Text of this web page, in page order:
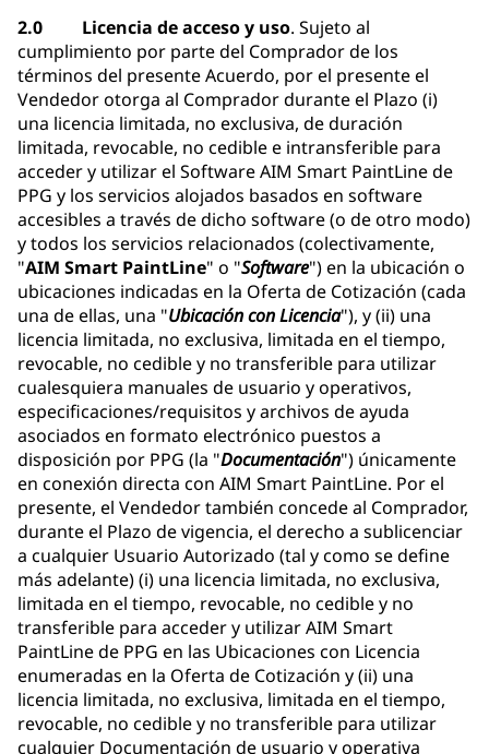
2.0 Licencia de acceso y uso. Sujeto al
cumplimiento por parte del Comprador de los
términos del presente Acuerdo, por el presente el
Vendedor otorga al Comprador durante el Plazo (i)
una licencia limitada, no exclusiva, de duración
limitada, revocable, no cedible e intransferible para
acceder y utilizar el Software AIM Smart PaintLine de
PPG y los servicios alojados basados en software
accesibles a través de dicho software (o de otro modo)
y todos los servicios relacionados (colectivamente,
"AIM Smart PaintLine" o "Software") en la ubicación o
ubicaciones indicadas en la Oferta de Cotización (cada
una de ellas, una "Ubicación con Licencia"), y (ii) una
licencia limitada, no exclusiva, limitada en el tiempo,
revocable, no cedible y no transferible para utilizar
cualesquiera manuales de usuario y operativos,
especificaciones/requisitos y archivos de ayuda
asociados en formato electrónico puestos a
disposición por PPG (la "Documentación") únicamente
en conexión directa con AIM Smart PaintLine. Por el
presente, el Vendedor también concede al Comprador,
durante el Plazo de vigencia, el derecho a sublicenciar
a cualquier Usuario Autorizado (tal y como se define
más adelante) (i) una licencia limitada, no exclusiva,
limitada en el tiempo, revocable, no cedible y no
transferible para acceder y utilizar AIM Smart
PaintLine de PPG en las Ubicaciones con Licencia
enumeradas en la Oferta de Cotización y (ii) una
licencia limitada, no exclusiva, limitada en el tiempo,
revocable, no cedible y no transferible para utilizar
cualquier Documentación de usuario y operativa